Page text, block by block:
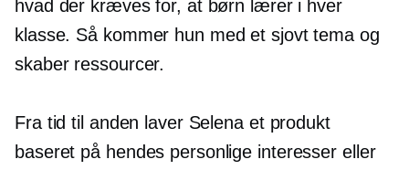
hvad der kræves for, at børn lærer i hver
klasse. Så kommer hun med et sjovt tema og
skaber ressourcer.
Fra tid til anden laver Selena et produkt
baseret på hendes personlige interesser eller